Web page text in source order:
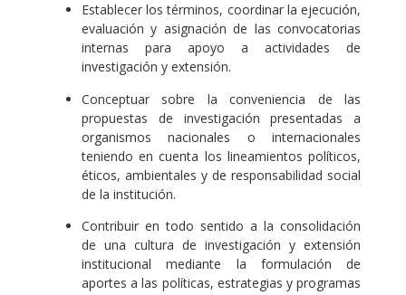
Establecer los términos, coordinar la ejecución,
evaluación y asignación de las convocatorias
internas para apoyo a actividades de
investigación y extensión.
Conceptuar sobre la conveniencia de las
propuestas de investigación presentadas a
organismos nacionales o internacionales
teniendo en cuenta los lineamientos políticos,
éticos, ambientales y de responsabilidad social
de la institución.
Contribuir en todo sentido a la consolidación
de una cultura de investigación y extensión
institucional mediante la formulación de
aportes a las políticas, estrategias y programas